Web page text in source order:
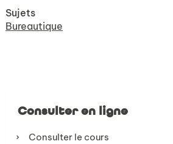
Sujets
Bureautique
Consulter en ligne
Consulter le cours